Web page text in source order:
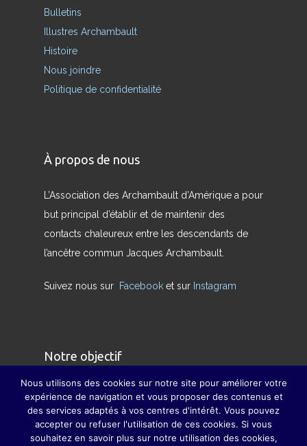
Bulletins
Illustres Archambault
Histoire
Nous joindre
Politique de confidentialité
À propos de nous
L’Association des Archambault d’Amérique a pour
but principal d’établir et de maintenir des
contacts chaleureux entre les descendants de
l’ancêtre commun Jacques Archambault.
Suivez nous sur Facebook et sur Instagram
Notre objectif
Nous avons pour but de redonner son sens
véritable à la famille et à pallier, dans la mesure
du possible, la disparition des grandes fêtes de
Nous utilisons des cookies sur notre site pour améliorer votre
expérience de navigation et vous proposer des contenus et
des services adaptés à vos centres d'intérêt. Vous pouvez
accepter ou refuser l'utilisation de ces cookies. Si vous
souhaitez en savoir plus sur notre utilisation des cookies,